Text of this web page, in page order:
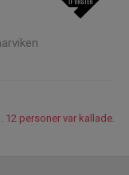
12 personer var kallade.